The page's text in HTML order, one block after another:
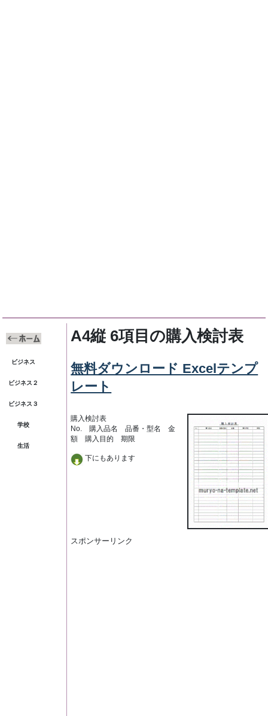
ビジネス
ビジネス２
ビジネス３
学校
生活
A4縦 6項目の購入検討表
無料ダウンロード Excelテンプ
レート
購入検討表
No. 購入品名 品番・型名 金
額 購入目的 期限
下にもあります
スポンサーリンク